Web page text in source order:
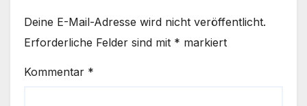
Deine E-Mail-Adresse wird nicht veröffentlicht.
Erforderliche Felder sind mit * markiert
Kommentar *